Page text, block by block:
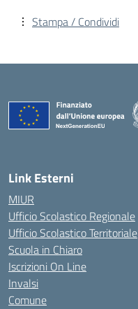
Stampa / Condividi
Link Esterni
MIUR
Ufficio Scolastico Regionale
Ufficio Scolastico Territoriale
Scuola in Chiaro
Iscrizioni On Line
Invalsi
Comune